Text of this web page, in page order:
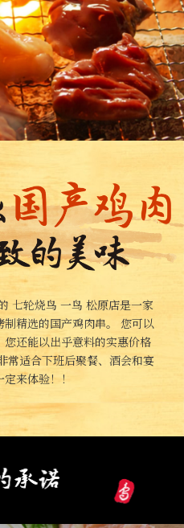
七轮烧鸟 一鸟 松原店是一家
精选的国产鸡肉串。 您可以
还能以出乎意料的实惠价格
常适合下班后聚餐、酒会和宴
来体验！！